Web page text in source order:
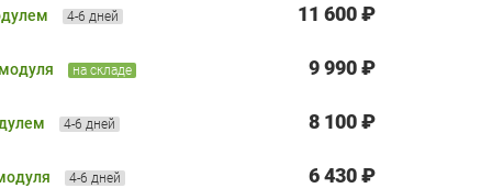
4-6 дней 11 600 ₽
на складе 9 990 ₽
4-6 дней 8 100 ₽
4-6 дней 6 430 ₽